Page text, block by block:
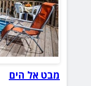
מבט אל הים